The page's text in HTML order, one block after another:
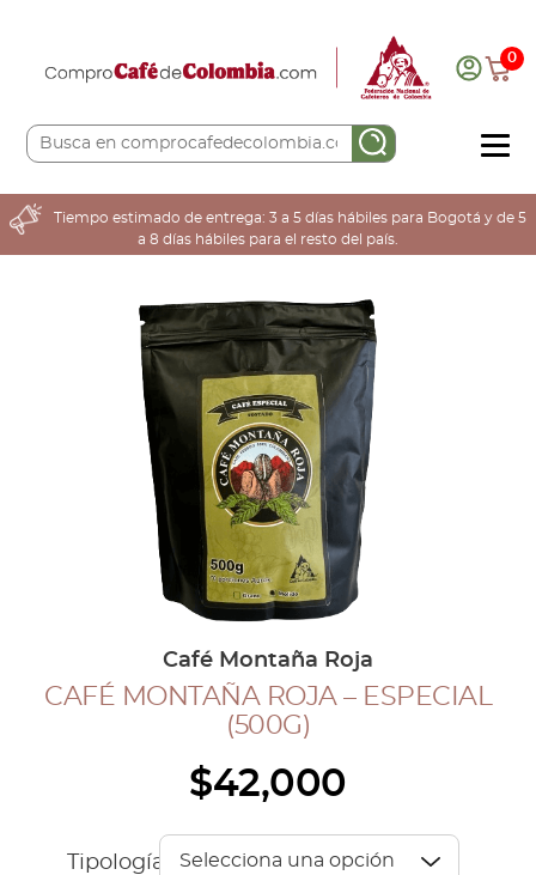
0
COMPRA AQUÍ
COLOMBIA CAFETERA
COLECCIÓN CAFETERA
INGRESAR
Cerrar Sesión
Tiempo estimado de entrega: 3 a 5 días hábiles para Bogotá y de 5
a 8 días hábiles para el resto del país.
Café Montaña Roja
CAFÉ MONTAÑA ROJA – ESPECIAL
(500G)
$42,000
Tipología